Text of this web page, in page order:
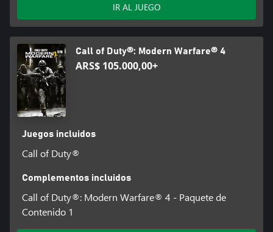
IR AL JUEGO
Call of Duty®: Modern Warfare® 4
ARS$ 105.000,00+
Juegos incluidos
Call of Duty®
Complementos incluidos
Call of Duty®: Modern Warfare® 4 - Paquete de
Contenido 1